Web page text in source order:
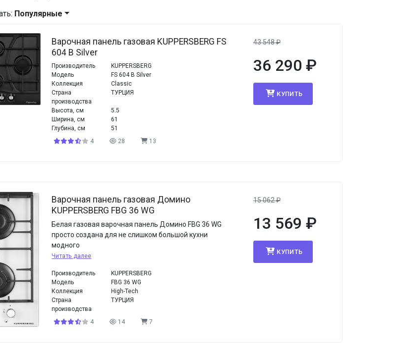
Популярные
Варочная панель газовая KUPPERSBERG FS
604 B Silver
Производитель
KUPPERSBERG
Модель
FS 604 B Silver
Коллекция
Classic
Страна
производства
ТУРЦИЯ
Высота, см
5.5
Ширина, см
61
Глубина, см
51
4
28 13
43 548₽
36 290 ₽
КУПИТЬ
Варочная панель газовая Домино
KUPPERSBERG FBG 36 WG
Белая газовая варочная панель Домино FBG 36 WG
просто создана для не слишком большой кухни
модного
Читать далее
Производитель
KUPPERSBERG
Модель
FBG 36 WG
Коллекция
High-Tech
Страна
производства
ТУРЦИЯ
4 14 7
15 062₽
13 569 ₽
КУПИТЬ